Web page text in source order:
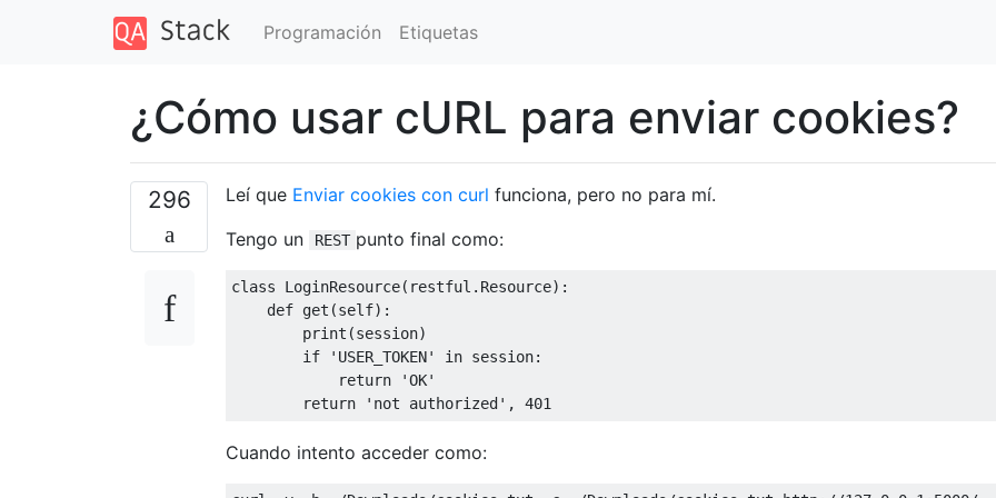
Programación Etiquetas
¿Cómo usar cURL para enviar cookies?
296 Leí que Enviar cookies con curl funciona, pero no para mí.
Tengo un
REST punto final como:
class LoginResource( restful . Resource):
def get (self):
print (session)
if
'USER_TOKEN' in session:
return
'OK'
return
'not authorized' , 401
Cuando intento acceder como: